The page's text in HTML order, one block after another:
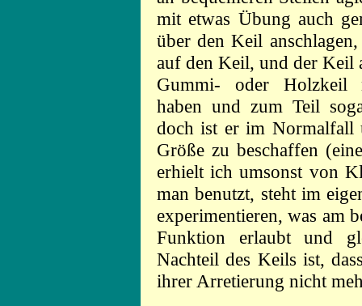
mit etwas Übung auch
über den Keil
auf den Keil, und der Keil
Gummi- oder Holzkeil
haben und zum Teil
doch ist er im Normalfall
Größe zu beschaffen
erhielt ich umsonst von
man benutzt, steht im
experimentieren, was am
Funktion erlaubt und
Nachteil des Keils ist,
ihrer Arretierung nicht